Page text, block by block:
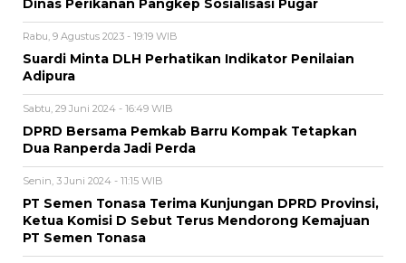
Dinas Perikanan Pangkep Sosialisasi Pugar
Rabu, 9 Agustus 2023 - 19:19 WIB
Suardi Minta DLH Perhatikan Indikator Penilaian
Adipura
Sabtu, 29 Juni 2024 - 16:49 WIB
DPRD Bersama Pemkab Barru Kompak Tetapkan
Dua Ranperda Jadi Perda
Senin, 3 Juni 2024 - 11:15 WIB
PT Semen Tonasa Terima Kunjungan DPRD Provinsi,
Ketua Komisi D Sebut Terus Mendorong Kemajuan
PT Semen Tonasa